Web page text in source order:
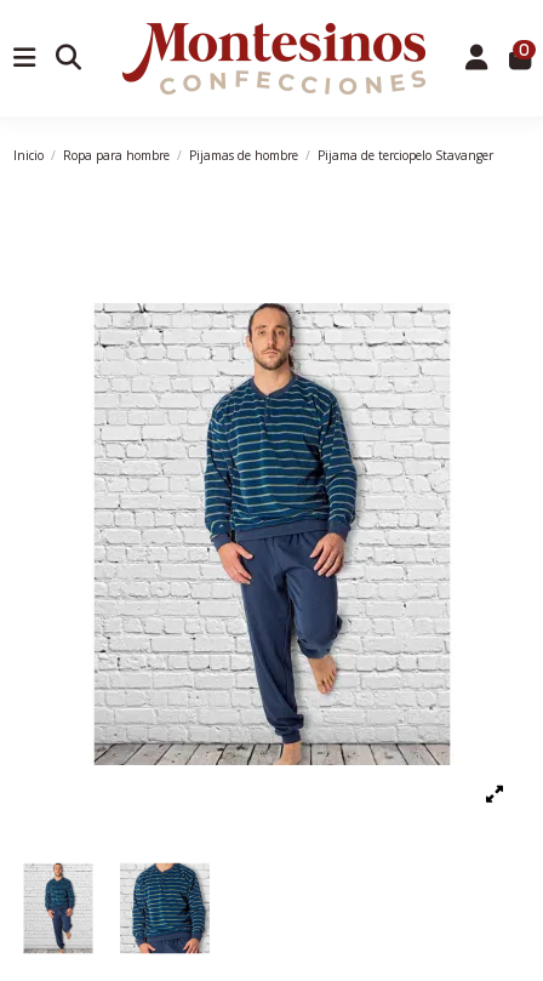
0
Inicio Ropa para hombre Pijamas de hombre Pijama de terciopelo Stavanger